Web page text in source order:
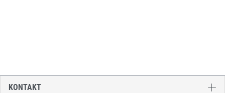
KONTAKT